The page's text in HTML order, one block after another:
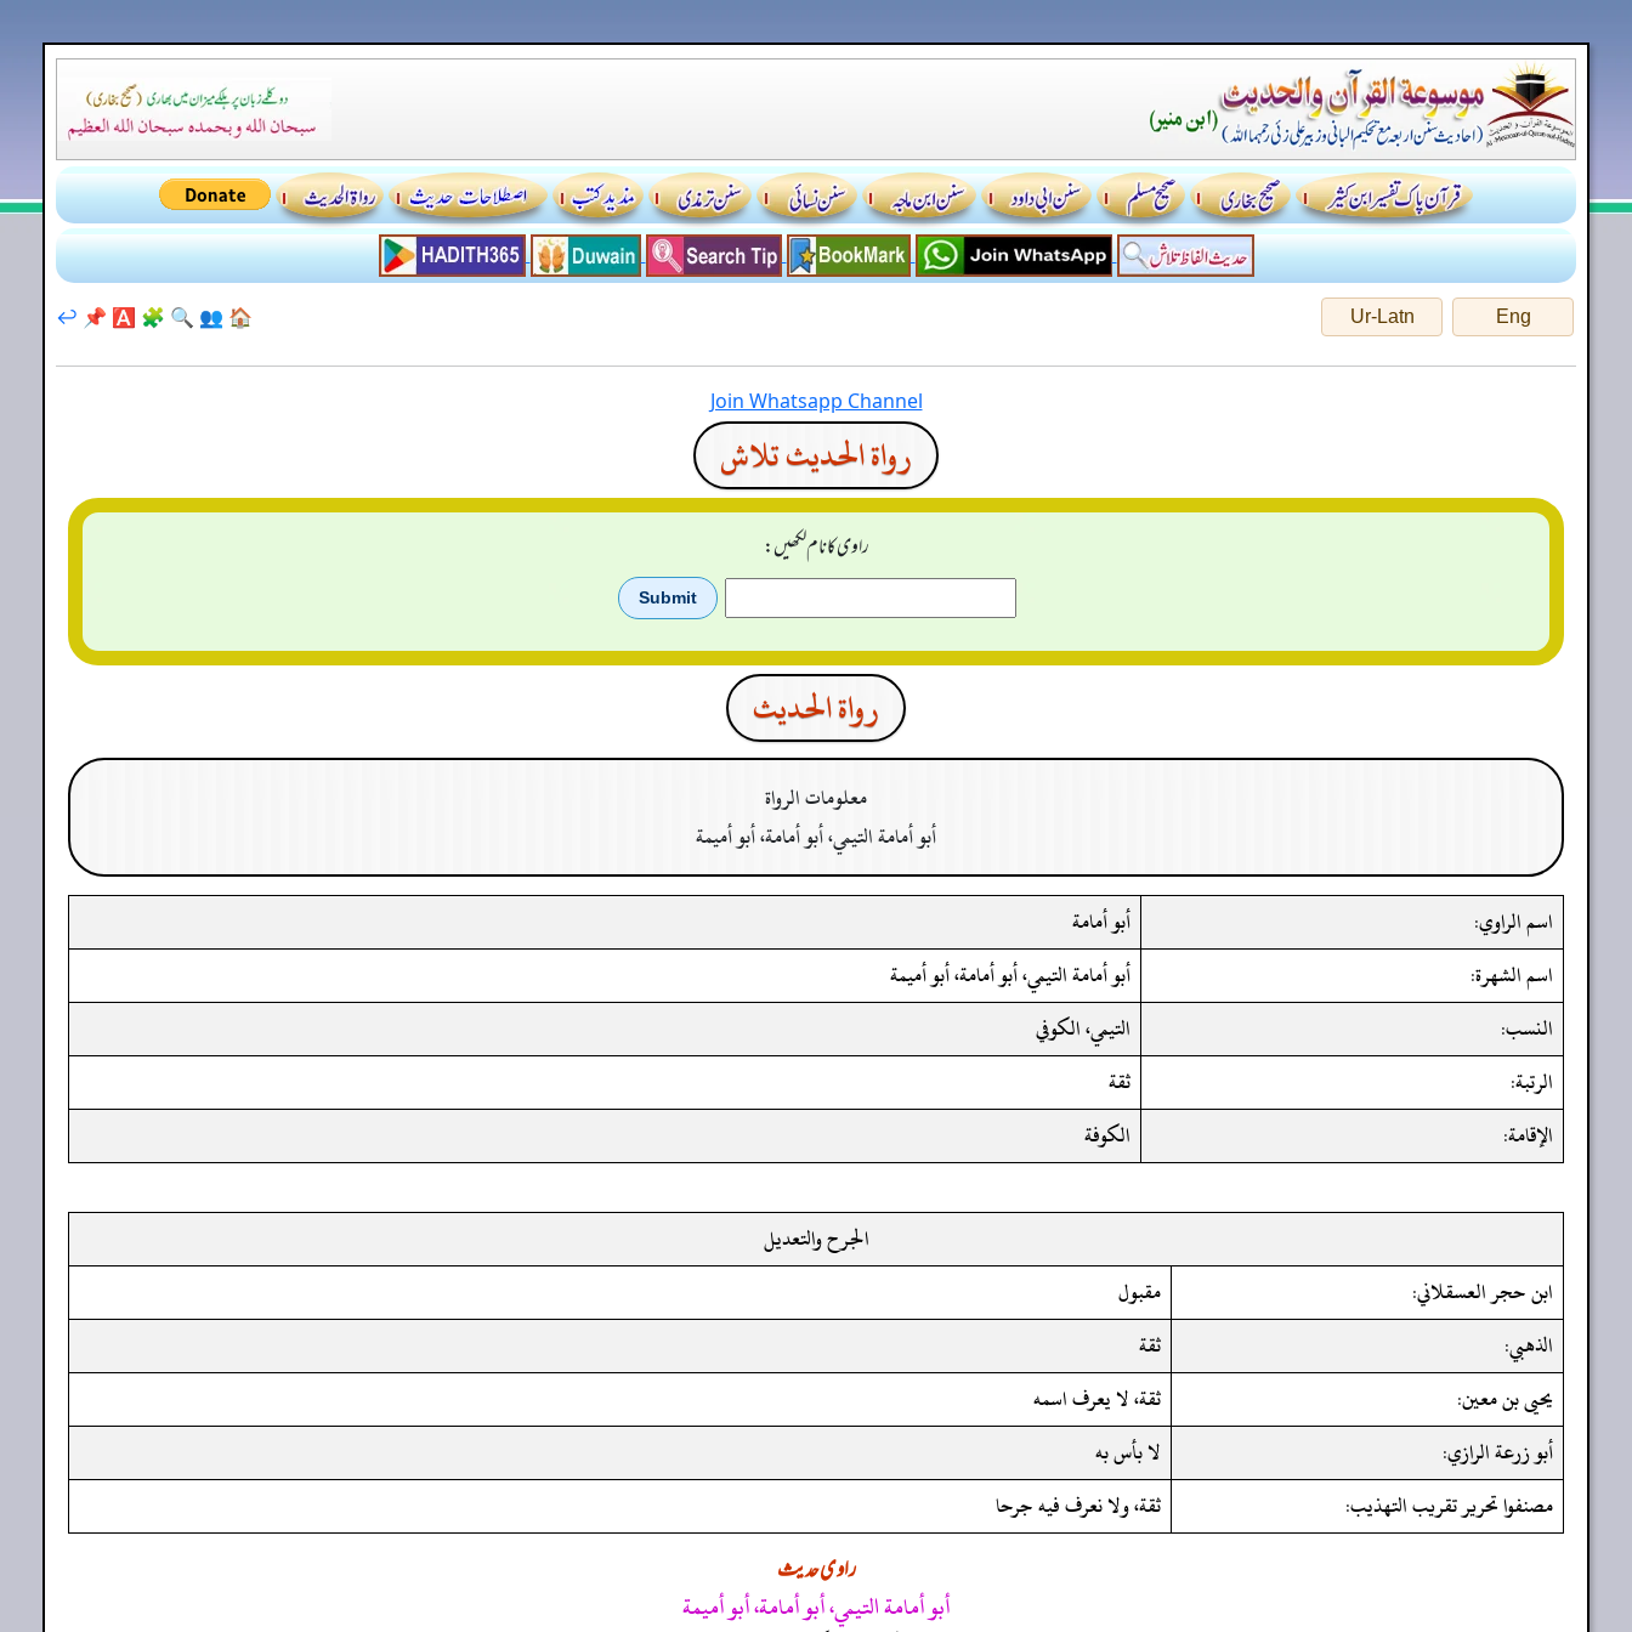
Eng
Ur-Latn
🏠
👥
🔍
🧩
🅰️
📌
↩️
Join Whatsapp Channel
رواة الحديث تلاش
راوی کا نام لکھیں:
رواة الحدیث
معلومات الرواة
أبو أمامة التيمي، أبو أمامة، أبو أميمة
اسم الراوي:
أبو أمامة
اسم الشهرة:
أبو أمامة التيمي، أبو أمامة، أبو أميمة
النسب:
التيمي، الكوفي
الرتبة:
ثقة
الإقامة:
الكوفة
الجرح والتعديل
ابن حجر العسقلاني:
مقبول
الذهبي:
ثقة
يحيى بن معين:
ثقة، لا يعرف اسمه
أبو زرعة الرازي:
لا بأس به
مصنفوا تحرير تقريب التهذيب:
ثقة، ولا نعرف فيه جرحا
راوی حدیث
أبو أمامة التيمي، أبو أمامة، أبو أميمة